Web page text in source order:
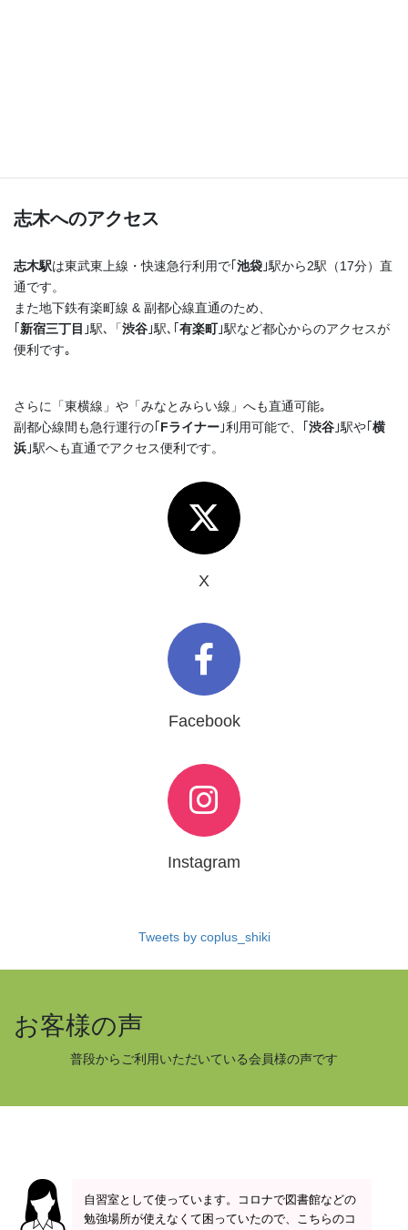
志木へのアクセス
志木駅は東武東上線・快速急行利用で｢ 池袋 ｣駅から2駅（17分）直
通です。
また地下鉄有楽町線 & 副都心線直通のため、
新宿三丁目 ｣駅､「渋谷 ｣駅､｢ 有楽町｣駅など都心からのアクセスが
便利です｡
さらに「東横線」や「みなとみらい線」へも直通可能｡
副都心線間も急行運行の｢ Fライナー ｣利用可能で、｢ 渋谷 ｣駅や｢ 横
浜 ｣駅へも直通でアクセス便利です。
X
Facebook
Instagram
Tweets by coplus_shiki
お客様の声
普段からご利用いただいている会員様の声です
自習室として使っています。コロナで図書館などの
勉強場所が使えなくて困っていたので、こちらのコ